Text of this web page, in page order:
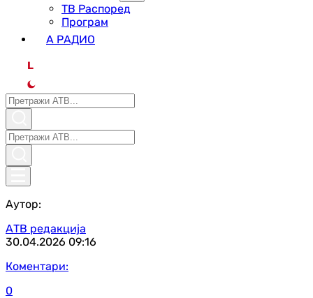
ТВ Распоред
Програм
А РАДИО
L
Аутор:
АТВ редакција
30.04.2026 09:16
Коментари:
0